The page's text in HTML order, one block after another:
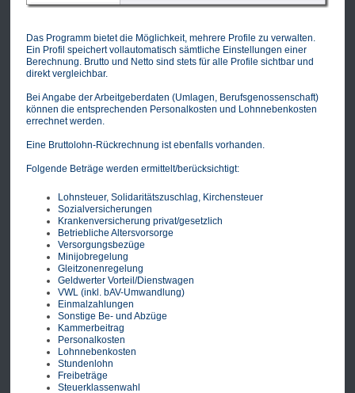
Das Programm bietet die Möglichkeit, mehrere Profile zu verwalten.
Ein Profil speichert vollautomatisch sämtliche Einstellungen einer
Berechnung. Brutto und Netto sind stets für alle Profile sichtbar und
direkt vergleichbar.
Bei Angabe der Arbeitgeberdaten (Umlagen, Berufsgenossenschaft)
können die entsprechenden Personalkosten und Lohnnebenkosten
errechnet werden.
Eine Bruttolohn-Rückrechnung ist ebenfalls vorhanden.
Folgende Beträge werden ermittelt/berücksichtigt:
Lohnsteuer, Solidaritätszuschlag, Kirchensteuer
Sozialversicherungen
Krankenversicherung privat/gesetzlich
Betriebliche Altersvorsorge
Versorgungsbezüge
Minijobregelung
Gleitzonenregelung
Geldwerter Vorteil/Dienstwagen
VWL (inkl. bAV-Umwandlung)
Einmalzahlungen
Sonstige Be- und Abzüge
Kammerbeitrag
Personalkosten
Lohnnebenkosten
Stundenlohn
Freibeträge
Steuerklassenwahl